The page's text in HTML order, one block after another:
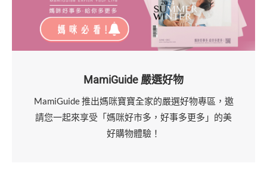
MamiGuide 嚴選好物
MamiGuide 推出媽咪寶寶全家的嚴選好物專區，邀
請您一起來享受「媽咪好市多，好事多更多」的美
好購物體驗！